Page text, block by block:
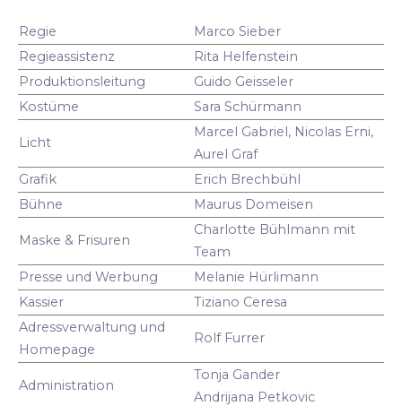
Regie
Marco Sieber
Regieassistenz
Rita Helfenstein
Produktionsleitung
Guido Geisseler
Kostüme
Sara Schürmann
Licht
Marcel Gabriel, Nicolas Erni,
Aurel Graf
Grafik
Erich Brechbühl
Bühne
Maurus Domeisen
Maske & Frisuren
Charlotte Bühlmann mit
Team
Presse und Werbung
Melanie Hürlimann
Kassier
Tiziano Ceresa
Adressverwaltung und
Homepage
Rolf Furrer
Administration
Tonja Gander
Andrijana Petkovic